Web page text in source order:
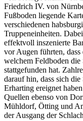
Friedrich IV. von
Fußboden liegende
verschiedenen
Truppeneinheiten.
effektvoll inszenierte
vor Augen führten,
welchem Feldboden
stattgefunden hat.
darauf hin, dass sich
Erharting ereignet
Quellen ebenso von
Mühldorf, Ötting und
der Ausgang der